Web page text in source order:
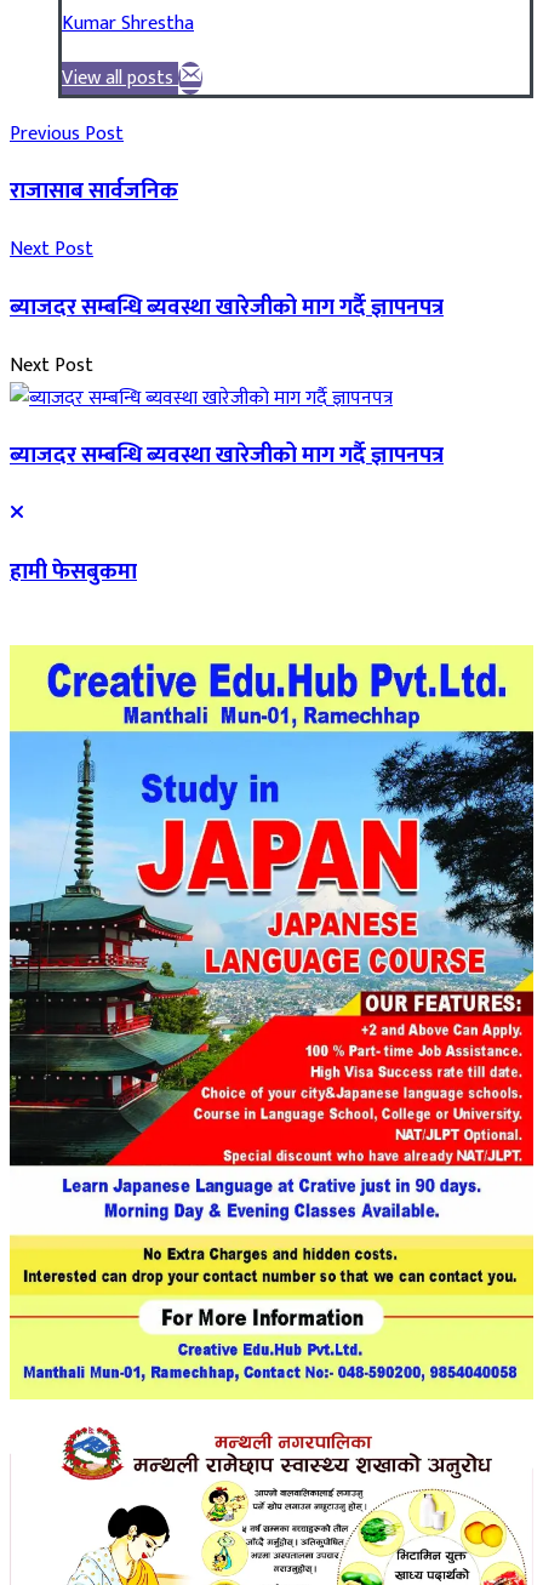
Kumar Shrestha
View all posts
Previous Post
राजासाब सार्वजनिक
Next Post
ब्याजदर सम्बन्धि ब्यवस्था खारेजीको माग गर्दै ज्ञापनपत्र
Next Post
ब्याजदर सम्बन्धि ब्यवस्था खारेजीको माग गर्दै ज्ञापनपत्र
हामी फेसबुकमा